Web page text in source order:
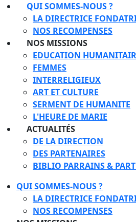
QUI SOMMES-NOUS ?
LA DIRECTRICE
NOS RECOMPENSES
NOS MISSIONS
EDUCATION
FEMMES
INTERRELIGIEUX
ART ET CULTURE
SERMENT DE HUMANITE
L'HEURE DE MARIE
ACTUALITÉS
DE LA DIRECTION
DES PARTENAIRES
BIBLIO PARRAINS &
QUI SOMMES-NOUS ?
LA DIRECTRICE
NOS RECOMPENSES